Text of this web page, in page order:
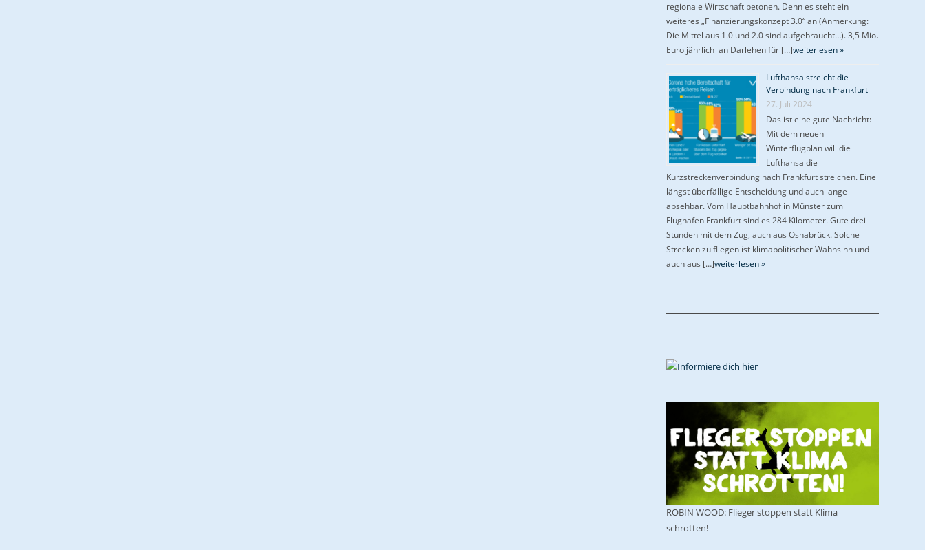
regionale Wirtschaft betonen. Denn es steht ein
weiteres „Finanzierungskonzept 3.0“ an (Anmerkung:
Die Mittel aus 1.0 und 2.0 sind aufgebraucht…). 3,5 Mio.
Euro jährlich an Darlehen für […]weiterlesen »
Lufthansa streicht die
Verbindung nach Frankfurt
27. Juli 2024
Das ist eine gute Nachricht:
Mit dem neuen
Winterflugplan will die
Lufthansa die
Kurzstreckenverbindung nach Frankfurt streichen. Eine
längst überfällige Entscheidung und auch lange
absehbar. Vom Hauptbahnhof in Münster zum
Flughafen Frankfurt sind es 284 Kilometer. Gute drei
Stunden mit dem Zug, auch aus Osnabrück. Solche
Strecken zu fliegen ist klimapolitischer Wahnsinn und
auch aus […]weiterlesen »
ROBIN WOOD: Flieger stoppen statt Klima
schrotten!